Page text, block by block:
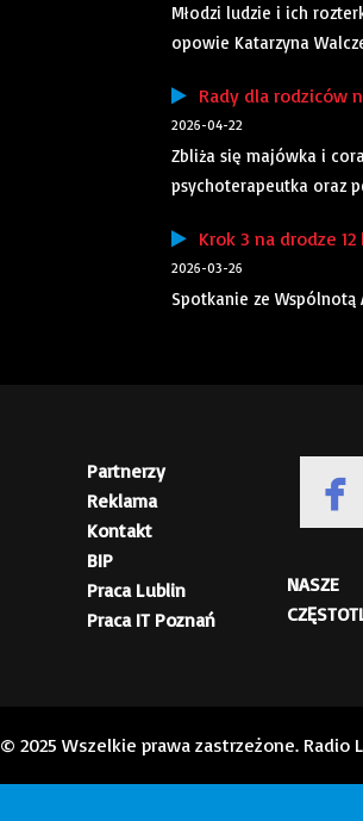
Młodzi ludzie i ich
opowie Katarzyna
Rady dla rodziców
2026-04-22
Zbliża się majówka i
psychoterapeutka oraz
Krok 3 na drodze
2026-03-26
Spotkanie ze Wspólnotą
Partnerzy
Reklama
Kontakt
BIP
Praca Lublin
Praca IT Poznań
NASZE
© 2025 Wszelkie prawa zastrzeżone. Radio